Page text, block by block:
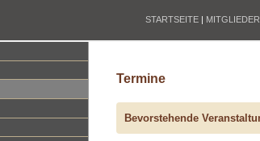
STARTSEITE |
Termine
Bevorstehende